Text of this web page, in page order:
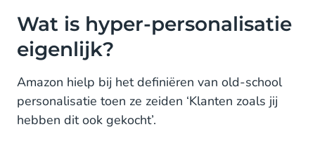
Wat is hyper-personalisatie
eigenlijk?
Amazon hielp bij het definiëren van old-school
personalisatie toen ze zeiden ‘Klanten zoals jij
hebben dit ook gekocht’.